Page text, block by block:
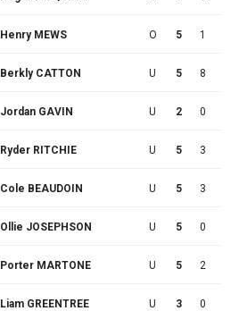
Henry MEWS O 5 1
Berkly CATTON U 5 8
Jordan GAVIN U 2 0
Ryder RITCHIE U 5 3
Cole BEAUDOIN U 5 3
Ollie JOSEPHSON U 5 0
Porter MARTONE U 5 2
Liam GREENTREE U 3 0